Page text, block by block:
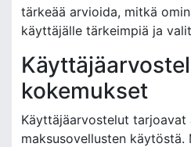
tärkeää arvioida, mitkä
käyttäjälle tärkeimpiä ja
kokemukset
Käyttäjäarvostelut
maksusovellusten